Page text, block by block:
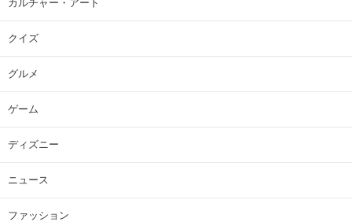
カルチャー・アート
クイズ
グルメ
ゲーム
ディズニー
ニュース
ファッション